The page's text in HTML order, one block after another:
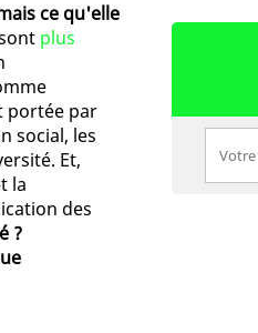
ce qu'elle
plus
portée par
social, les
Et,
la
des
?